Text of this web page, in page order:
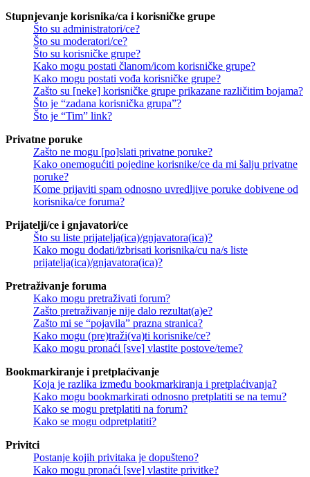
Stupnjevanje korisnika/ca i korisničke grupe
Što su administratori/ce?
Što su moderatori/ce?
Što su korisničke grupe?
Kako mogu postati članom/icom korisničke grupe?
Kako mogu postati vođa korisničke grupe?
Zašto su [neke] korisničke grupe prikazane različitim bojama?
Što je “zadana korisnička grupa”?
Što je “Tim” link?
Privatne poruke
Zašto ne mogu [po]slati privatne poruke?
Kako onemogućiti pojedine korisnike/ce da mi šalju privatne
poruke?
Kome prijaviti spam odnosno uvredljive poruke dobivene od
korisnika/ce foruma?
Prijatelji/ce i gnjavatori/ce
Što su liste prijatelja(ica)/gnjavatora(ica)?
Kako mogu dodati/izbrisati korisnika/cu na/s liste
prijatelja(ica)/gnjavatora(ica)?
Pretraživanje foruma
Kako mogu pretraživati forum?
Zašto pretraživanje nije dalo rezultat(a)e?
Zašto mi se “pojavila” prazna stranica?
Kako mogu (pre)traži(va)ti korisnike/ce?
Kako mogu pronaći [sve] vlastite postove/teme?
Bookmarkiranje i pretplaćivanje
Koja je razlika između bookmarkiranja i pretplaćivanja?
Kako mogu bookmarkirati odnosno pretplatiti se na temu?
Kako se mogu pretplatiti na forum?
Kako se mogu odpretplatiti?
Privitci
Postanje kojih privitaka je dopušteno?
Kako mogu pronaći [sve] vlastite privitke?